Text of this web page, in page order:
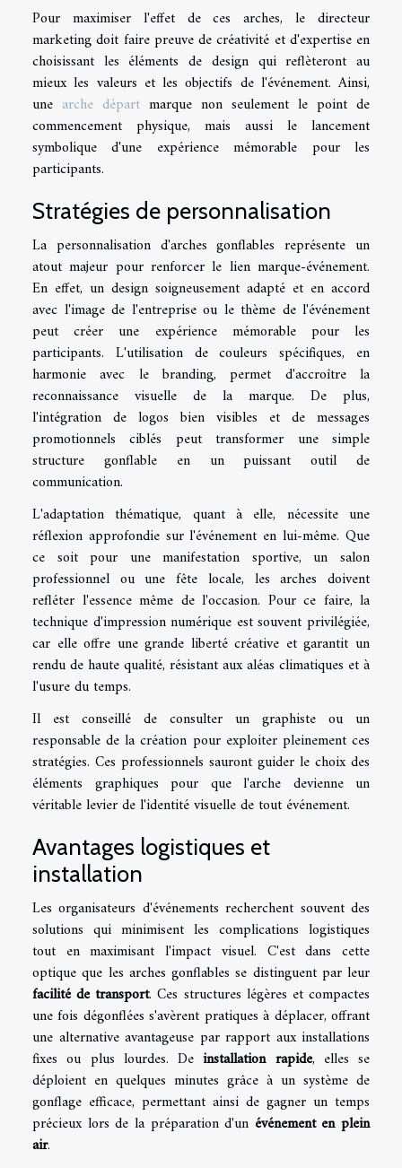
Pour maximiser l'effet de ces arches, le directeur
marketing doit faire preuve de créativité et d'expertise en
choisissant les éléments de design qui reflèteront au
mieux les valeurs et les objectifs de l'événement. Ainsi,
une arche départ marque non seulement le point de
commencement physique, mais aussi le lancement
symbolique d'une expérience mémorable pour les
participants.
Stratégies de personnalisation
La personnalisation d'arches gonflables représente un
atout majeur pour renforcer le lien marque-événement.
En effet, un design soigneusement adapté et en accord
avec l'image de l'entreprise ou le thème de l'événement
peut créer une expérience mémorable pour les
participants. L'utilisation de couleurs spécifiques, en
harmonie avec le branding, permet d'accroître la
reconnaissance visuelle de la marque. De plus,
l'intégration de logos bien visibles et de messages
promotionnels ciblés peut transformer une simple
structure gonflable en un puissant outil de
communication.
L'adaptation thématique, quant à elle, nécessite une
réflexion approfondie sur l'événement en lui-même. Que
ce soit pour une manifestation sportive, un salon
professionnel ou une fête locale, les arches doivent
refléter l'essence même de l'occasion. Pour ce faire, la
technique d'impression numérique est souvent privilégiée,
car elle offre une grande liberté créative et garantit un
rendu de haute qualité, résistant aux aléas climatiques et à
l'usure du temps.
Il est conseillé de consulter un graphiste ou un
responsable de la création pour exploiter pleinement ces
stratégies. Ces professionnels sauront guider le choix des
éléments graphiques pour que l'arche devienne un
véritable levier de l'identité visuelle de tout événement.
Avantages logistiques et
installation
Les organisateurs d'événements recherchent souvent des
solutions qui minimisent les complications logistiques
tout en maximisant l'impact visuel. C'est dans cette
optique que les arches gonflables se distinguent par leur
facilité de transport. Ces structures légères et compactes
une fois dégonflées s'avèrent pratiques à déplacer, offrant
une alternative avantageuse par rapport aux installations
fixes ou plus lourdes. Deinstallation rapide, elles se
déploient en quelques minutes grâce à un système de
gonflage efficace, permettant ainsi de gagner un temps
précieux lors de la préparation d'un événement en plein
air.